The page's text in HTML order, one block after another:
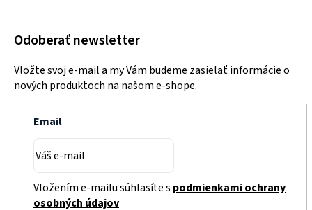
Odoberať newsletter
Vložte svoj e-mail a my Vám budeme zasielať informácie o
nových produktoch na našom e-shope.
Email
Vložením e-mailu súhlasíte s podmienkami ochrany
osobných údajov